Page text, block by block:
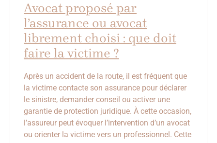
Avocat proposé par
l’assurance ou avocat
librement choisi : que doit
faire la victime ?
Après un accident de la route, il est fréquent que
la victime contacte son assurance pour déclarer
le sinistre, demander conseil ou activer une
garantie de protection juridique. À cette occasion,
l’assureur peut évoquer l’intervention d’un avocat
ou orienter la victime vers un professionnel. Cette